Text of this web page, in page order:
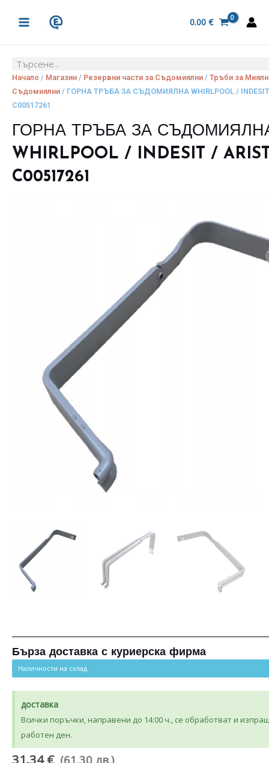
MENU
0.00 €
Search
Начало / Магазин / Резервни части за Съдомиялни / Тръби за
Съдомиялни / ГОРНА ТРЪБА ЗА СЪДОМИЯЛНА WHIRLPOOL / INDESIT
C00517261
ГОРНА ТРЪБА ЗА
WHIRLPOOL / INDESIT /
C00517261
Бърза доставка с куриерска фирма
Наличности на склад
доставка
Всички поръчки, направени до 14:00 ч., се обработват и
работен ден.
31.34 € (61.30 лв.)